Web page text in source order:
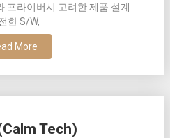
프라이버시 고려한 제품 설계
한 S/W,
More
Tech)